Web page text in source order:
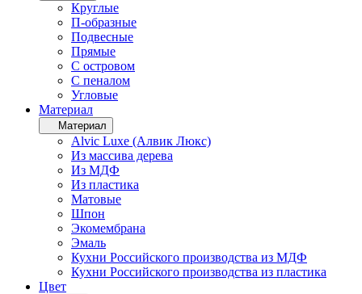
Круглые
П-образные
Подвесные
Прямые
С островом
С пеналом
Угловые
Материал
Материал
Alvic Luxe (Алвик Люкс)
Из массива дерева
Из МДФ
Из пластика
Матовые
Шпон
Экомембрана
Эмаль
Кухни Российского производства из МДФ
Кухни Российского производства из пластика
Цвет